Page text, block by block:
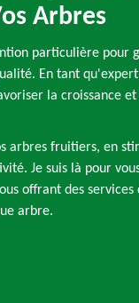
Arbres
particulière pour
En tant
la croissance
arbres fruitiers, en
Je suis là pour
offrant des services
arbre.